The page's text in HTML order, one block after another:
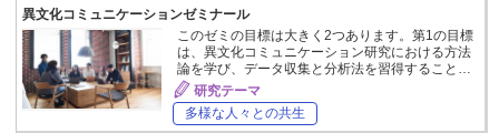
異文化コミュニケーションゼミナール
このゼミの目標は大きく2つあります。第1の目標
は、異文化コミュニケーション研究における方法
論を学び、データ収集と分析法を習得すること…
研究テーマ
多様な人々との共生